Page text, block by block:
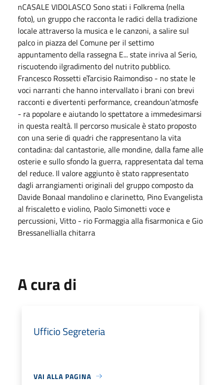
nCASALE VIDOLASCO Sono stati i Folkrema (nella
foto), un gruppo che racconta le radici della tradizione
locale attraverso la musica e le canzoni, a salire sul
palco in piazza del Comune per il settimo
appuntamento della rassegna E... state inriva al Serio,
riscuotendo ilgradimento del nutrito pubblico.
Francesco Rossetti eTarcisio Raimondiso - no state le
voci narranti che hanno intervallato i brani con brevi
racconti e divertenti performance, creandoun’atmosfe
- ra popolare e aiutando lo spettatore a immedesimarsi
in questa realtà. Il percorso musicale è stato proposto
con una serie di quadri che rappresentano la vita
contadina: dal cantastorie, alle mondine, dalla fame alle
osterie e sullo sfondo la guerra, rappresentata dal tema
del reduce. Il valore aggiunto è stato rappresentato
dagli arrangiamenti originali del gruppo composto da
Davide Bonaal mandolino e clarinetto, Pino Evangelista
al friscaletto e violino, Paolo Simonetti voce e
percussioni, Vitto - rio Formaggia alla fisarmonica e Gio
Bressanellialla chitarra
A cura di
Ufficio Segreteria
VAI ALLA PAGINA